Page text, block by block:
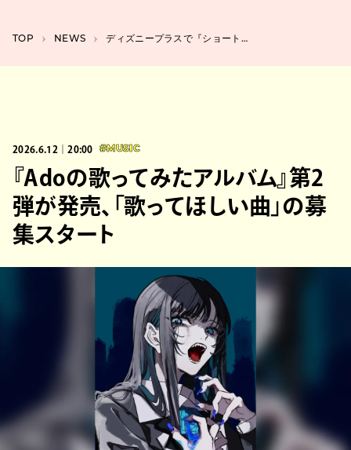
TOP NEWS ディズニープラスで『ショートショート フィルムフェスティバル & アジア』受賞作など20作品を配信
2026.6.12｜20:00 #MUSIC
『Adoの歌ってみたアルバム』第2
弾が発売、「歌ってほしい曲」の募
集スタート